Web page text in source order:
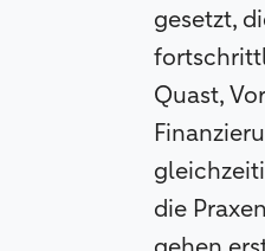
gesetzt,
Quast,
die